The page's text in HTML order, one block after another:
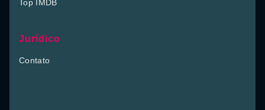
Top IMDB
Jurídico
Contato